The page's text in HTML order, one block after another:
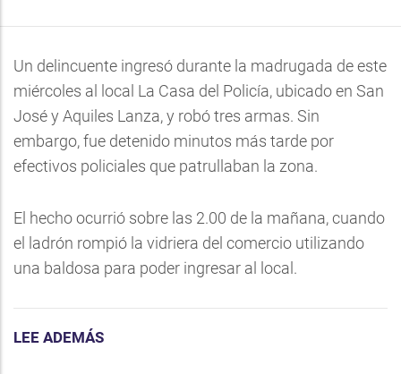
Un delincuente ingresó durante la madrugada de este
miércoles al local La Casa del Policía, ubicado en San
José y Aquiles Lanza, y robó tres armas. Sin
embargo, fue detenido minutos más tarde por
efectivos policiales que patrullaban la zona.
El hecho ocurrió sobre las 2.00 de la mañana, cuando
el ladrón rompió la vidriera del comercio utilizando
una baldosa para poder ingresar al local.
LEE ADEMÁS